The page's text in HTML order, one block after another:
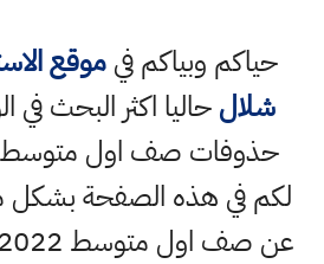
حياكم وبياكم فيموقع
شلالحاليا اكثر البحث
لكم في هذه الصفحة